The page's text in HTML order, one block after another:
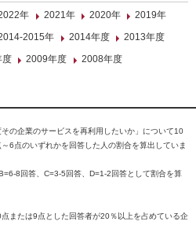
年 2021年 2020年
2019年
2015年 2014年度
2013年度
度 2009年度 2008年度
の企業のサービスを再利用したいか」について10
6点のいずれかを回答した人の割合を算出していま
8回答、C=3-5回答、D=1-2回答として割合を算
または9点とした回答者が20％以上を占めている企